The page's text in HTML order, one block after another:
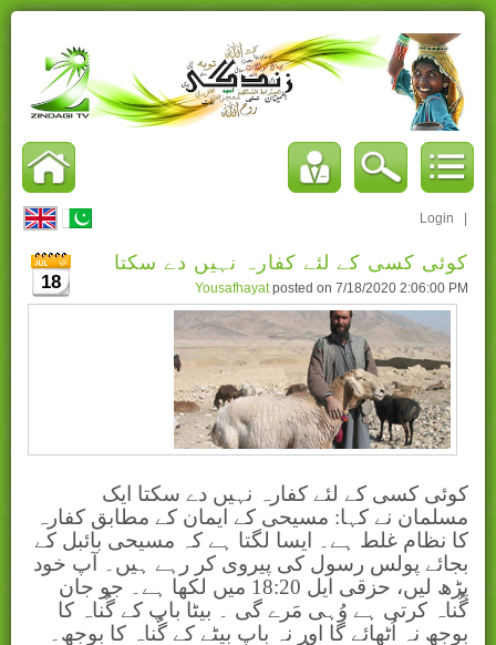
Login
18
کوئی کسی کے لئے کفارہ نہیں دے سکتا
Yousafhayatposted on 7/18/2020 2:06:00 PM
کوئی کسی کے لئے کفارہ نہیں دے سکتا ایک
مسلمان نے کہا: مسیحی کے ایمان کے مطابق کفارہ
کا نظام غلط ہے۔ ایسا لگتا ہے کہ مسیحی بائبل کے
بجائے پولس رسول کی پیروی کر رہے ہیں۔ آپ خود
پڑھ لیں، حزقی ایل 18:20 میں لکھا ہے۔ جو جان
گُناہ کرتی ہے وُہی مَرے گی ۔ بیٹا باپ کے گُناہ کا
بوجھ نہ اُٹھائے گا اور نہ باپ بیٹے کے گُناہ کا بوجھ۔